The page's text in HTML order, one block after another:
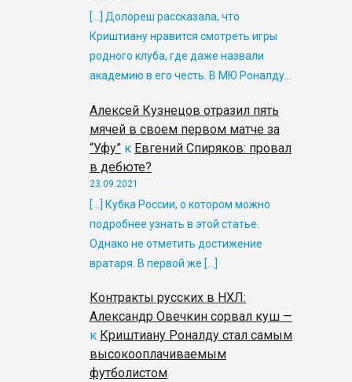
[…] Долореш рассказала, что
Криштиану нравится смотреть игры
родного клуба, где даже назвали
академию в его честь. В МЮ Роналду…
Алексей Кузнецов отразил пять
мячей в своем первом матче за
“Уфу” к Евгений Спиряков: провал
в дебюте?
23.09.2021
[…] Кубка России, о котором можно
подробнее узнать в этой статье.
Однако не отметить достижение
вратаря. В первой же […]
Контракты русских в НХЛ:
Александр Овечкин сорвал куш —
к Криштиану Роналду стал самым
высокооплачиваемым
футболистом